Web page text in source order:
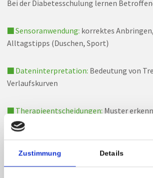
Zustimmung Details
Bei der Diabetesschulung lernen
■ Sensoranwendung: korrektes
Alltagstipps (Duschen, Sport)
■ Dateninterpretation: Bedeutung von
Verlaufskurven
■ Therapieentscheidungen: Muster
reagieren
■ Datenmanagement:
Werte speichern,